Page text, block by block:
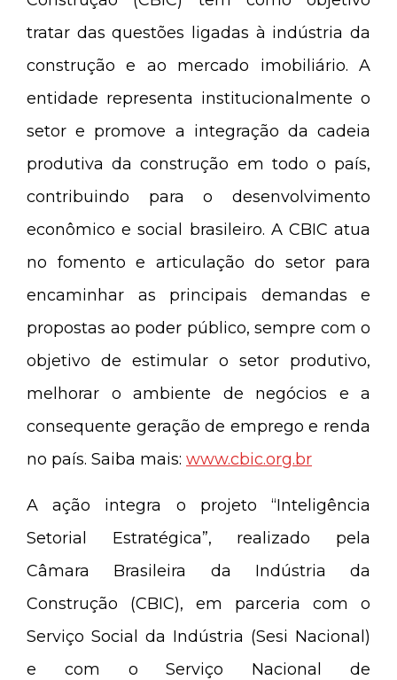
tratar das questões ligadas à indústria da
construção e ao mercado imobiliário. A
entidade representa institucionalmente o
setor e promove a integração da cadeia
produtiva da construção em todo o país,
contribuindo para o desenvolvimento
econômico e social brasileiro. A CBIC atua
no fomento e articulação do setor para
encaminhar as principais demandas e
propostas ao poder público, sempre com o
objetivo de estimular o setor produtivo,
melhorar o ambiente de negócios e a
consequente geração de emprego e renda
no país. Saiba mais: www.cbic.org.br
A ação integra o projeto “Inteligência
Setorial Estratégica”, realizado pela
Câmara Brasileira da Indústria da
Construção (CBIC), em parceria com o
Serviço Social da Indústria (Sesi Nacional)
e com o Serviço Nacional de